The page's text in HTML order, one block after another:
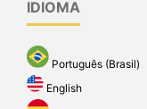
IDIOMA
Português (Brasil)
English